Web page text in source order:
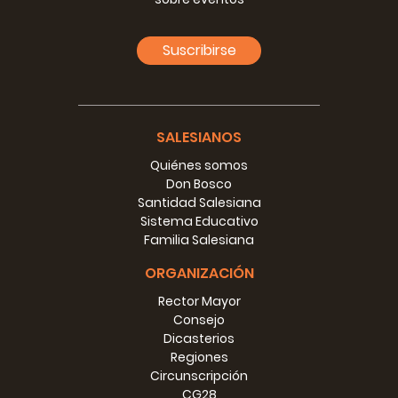
MISSIONARI IN EUROPA:
Martin Ueffing SVD
La Missione SVD in Europa
Mutamenti nel Personale della Missione
Missionari che vivono l’Inter-culturalità
Preparazione dei Missionari
Missione ed Enculturazione
Suscribirse
SALESIANOS
Quiénes somos
Don Bosco
Santidad Salesiana
Sistema Educativo
Familia Salesiana
ORGANIZACIÓN
Rector Mayor
Consejo
Dicasterios
Regiones
Circunscripción
CG28